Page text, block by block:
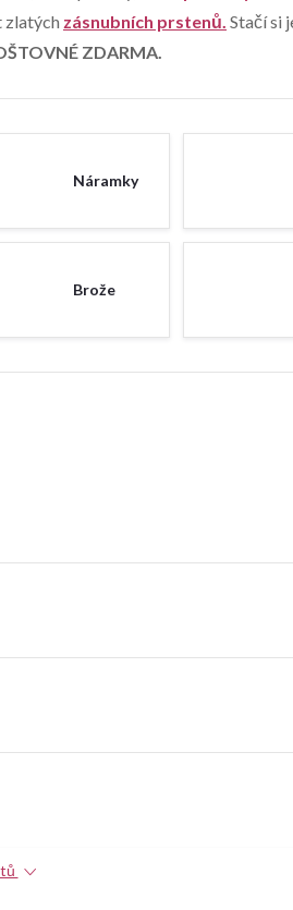
zlatých zásnubních prstenů. Stačí si
ZDARMA.
Náramky
Brože